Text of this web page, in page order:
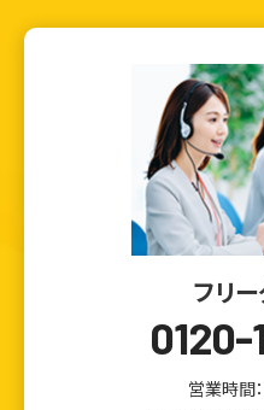
フリ
0120-
営業時間